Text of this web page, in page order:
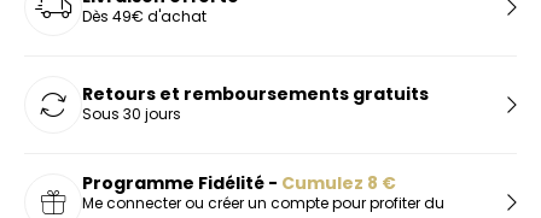
Dès 49€ d'achat
Retours et remboursements gratuits
Sous 30 jours
Programme Fidélité - Cumulez 8 €
Me connecter ou créer un compte pour profiter du